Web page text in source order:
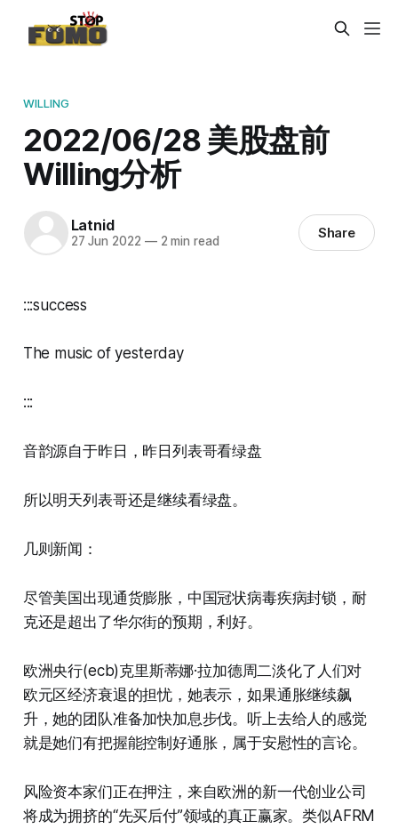
WILLING
2022/06/28 美股盘前
Willing分析
Latnid
27 Jun 2022 —2 min read Share
:::success
The music of yesterday
:::
音韵源自于昨日，昨日列表哥看绿盘
所以明天列表哥还是继续看绿盘。
几则新闻：
尽管美国出现通货膨胀，中国冠状病毒疾病封锁，耐
克还是超出了华尔街的预期，利好。
欧洲央行(ecb)克里斯蒂娜·拉加德周二淡化了人们对
欧元区经济衰退的担忧，她表示，如果通胀继续飙
升，她的团队准备加快加息步伐。听上去给人的感觉
就是她们有把握能控制好通胀，属于安慰性的言论。
风险资本家们正在押注，来自欧洲的新一代创业公司
将成为拥挤的“先买后付”领域的真正赢家。类似AFRM